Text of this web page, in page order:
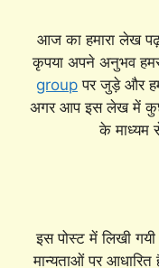
आज का हमारा लेख
कृपया अपने अनुभव
group पर जुड़े और
अगर आप इस लेख में
के माध्यम
इस पोस्ट में लिखी गयी
मान्यताओं पर